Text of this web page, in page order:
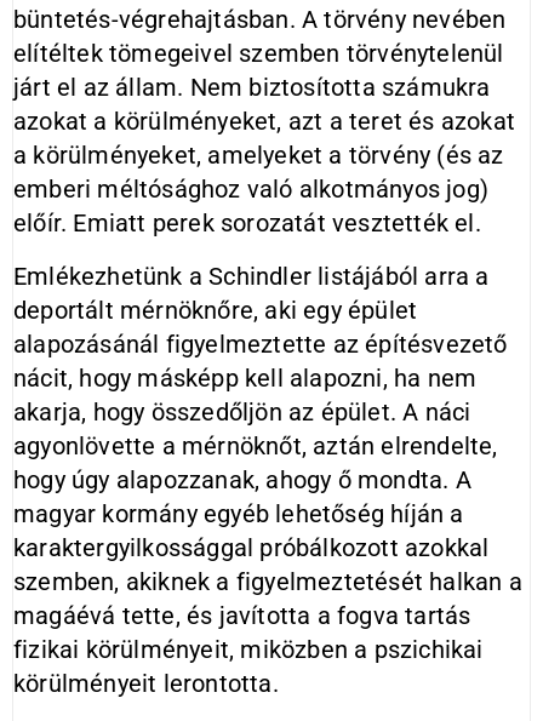
büntetés-végrehajtásban. A törvény nevében
elítéltek tömegeivel szemben törvénytelenül
járt el az állam. Nem biztosította számukra
azokat a körülményeket, azt a teret és azokat
a körülményeket, amelyeket a törvény (és az
emberi méltósághoz való alkotmányos jog)
előír. Emiatt perek sorozatát vesztették el.
Emlékezhetünk a Schindler listájából arra a
deportált mérnöknőre, aki egy épület
alapozásánál figyelmeztette az építésvezető
nácit, hogy másképp kell alapozni, ha nem
akarja, hogy összedőljön az épület. A náci
agyonlövette a mérnöknőt, aztán elrendelte,
hogy úgy alapozzanak, ahogy ő mondta. A
magyar kormány egyéb lehetőség híján a
karaktergyilkossággal próbálkozott azokkal
szemben, akiknek a figyelmeztetését halkan a
magáévá tette, és javította a fogva tartás
fizikai körülményeit, miközben a pszichikai
körülményeit lerontotta.